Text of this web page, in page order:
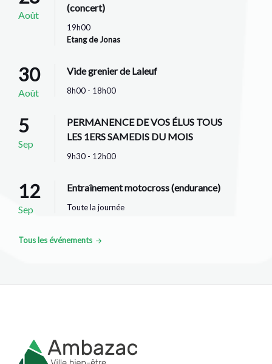
Août
(concert)
19h00
Etang de Jonas
30
Août
Vide grenier de Laleuf
8h00 - 18h00
5
Sep
PERMANENCE DE VOS ÉLUS TOUS
LES 1ERS SAMEDIS DU MOIS
9h30 - 12h00
12
Sep
Entraînement motocross (endurance)
Toute la journée
Tous les événements